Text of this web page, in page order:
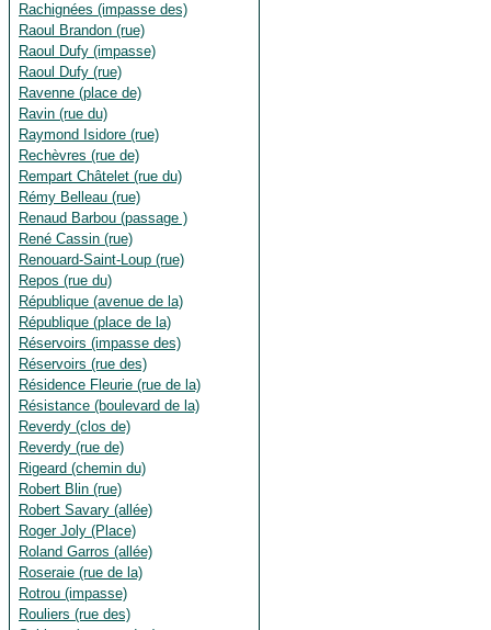
Rachignées (impasse des)
Raoul Brandon (rue)
Raoul Dufy (impasse)
Raoul Dufy (rue)
Ravenne (place de)
Ravin (rue du)
Raymond Isidore (rue)
Rechèvres (rue de)
Rempart Châtelet (rue du)
Rémy Belleau (rue)
Renaud Barbou (passage )
René Cassin (rue)
Renouard-Saint-Loup (rue)
Repos (rue du)
République (avenue de la)
République (place de la)
Réservoirs (impasse des)
Réservoirs (rue des)
Résidence Fleurie (rue de la)
Résistance (boulevard de la)
Reverdy (clos de)
Reverdy (rue de)
Rigeard (chemin du)
Robert Blin (rue)
Robert Savary (allée)
Roger Joly (Place)
Roland Garros (allée)
Roseraie (rue de la)
Rotrou (impasse)
Rouliers (rue des)